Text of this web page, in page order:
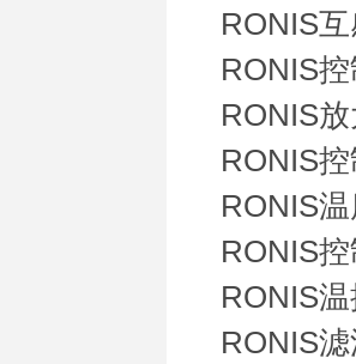
RONIS
RONIS
RONIS
RONIS
RONIS
RONIS
RONIS
RONIS